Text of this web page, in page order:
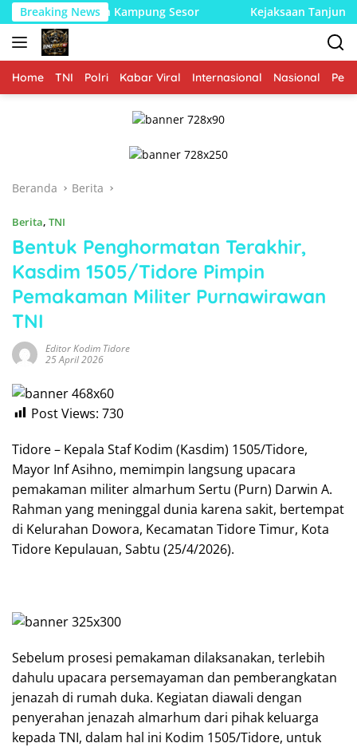
Langsung
ke
konten
Breaking News
Pangan Kampung Sesor Kejaksaan Tanjungbalai
Home TNI Polri Kabar Viral Internasional Nasional
Beranda Berita
Berita, TNI
Bentuk Penghormatan Terakhir,
Kasdim 1505/Tidore Pimpin
Pemakaman Militer Purnawirawan
TNI
Editor Kodim Tidore
25 April 2026
Post Views: 730
Tidore – Kepala Staf Kodim (Kasdim) 1505/Tidore,
Mayor Inf Asihno, memimpin langsung upacara
pemakaman militer almarhum Sertu (Purn) Darwin A.
Rahman yang meninggal dunia karena sakit, bertempat
di Kelurahan Dowora, Kecamatan Tidore Timur, Kota
Tidore Kepulauan, Sabtu (25/4/2026).
Sebelum prosesi pemakaman dilaksanakan, terlebih
dahulu upacara persemayaman dan pemberangkatan
jenazah di rumah duka. Kegiatan diawali dengan
penyerahan jenazah almarhum dari pihak keluarga
kepada TNI, dalam hal ini Kodim 1505/Tidore, untuk